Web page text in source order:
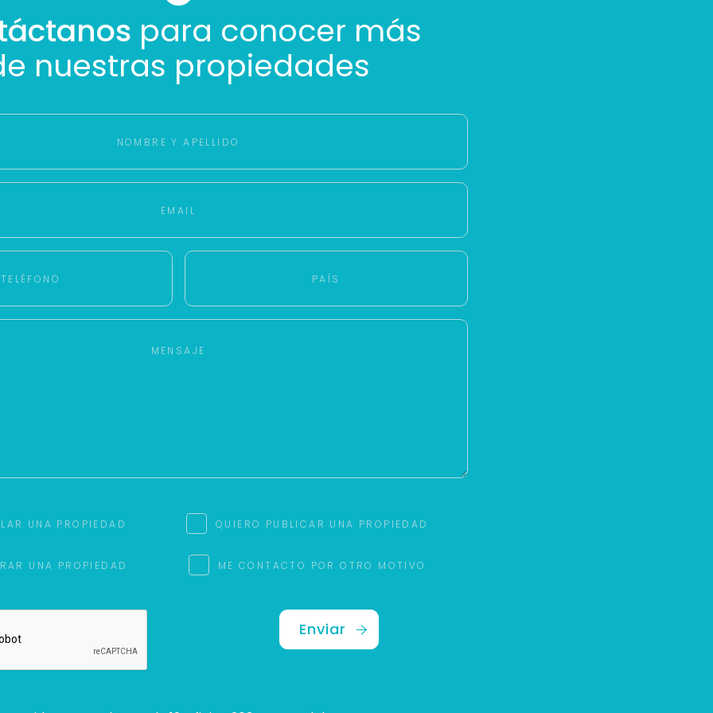
para conocer más
nuestras propiedades
UNA PROPIEDAD QUIERO PUBLICAR UNA PROPIEDAD
UNA PROPIEDAD ME CONTACTO POR OTRO MOTIVO
Enviar
Con estos datos podemos responderte mejor y más rápido.